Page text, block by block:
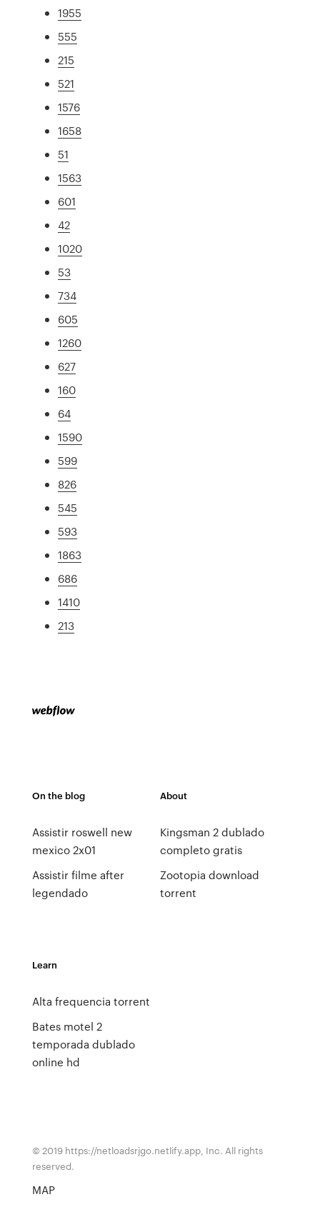
1955
555
215
521
1576
1658
51
1563
601
42
1020
53
734
605
1260
627
160
64
1590
599
826
545
593
1863
686
1410
213
On the blog
Assistir roswell new
mexico 2x01
Assistir filme after
legendado
About
Kingsman 2 dublado
completo gratis
Zootopia download
torrent
Learn
Alta frequencia torrent
Bates motel 2
temporada dublado
online hd
© 2019 https://netloadsrjgo.netlify.app, Inc. All rights
reserved.
MAP